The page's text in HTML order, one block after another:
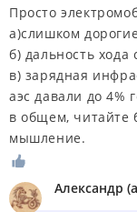
Просто
а)слишком дорогие
б) дальность
в) зарядная
аэс давали до 4%
в общем, читайте
мышление.
Александр (